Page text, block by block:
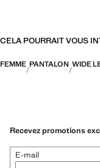
CELA POURRAIT VOUS
FEMME PANTALON WIDE
Recevez promotions
E-mail